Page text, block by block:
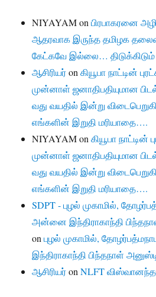
NIYAYAMonபிரபாகரனை
ஆதரவாக இருந்த தமிழக
கேட்கவே இல்லை…
ஆசிரியர்onகியூபா நாட்டின்
முன்னாள் ஜனாதிபதியுமான
வது வயதில் இன்று
எங்களின் இறுதி மரியாதை….
NIYAYAMonகியூபா நாட்டின்
முன்னாள் ஜனாதிபதியுமான
வது வயதில் இன்று
எங்களின் இறுதி மரியாதை….
SDPT - புழல் முகாமில்,
அன்னை இந்திராகாந்தி
onபுழல் முகாமில்,
இந்திராகாந்தி பிந்தநாள்
ஆசிரியர்onNLFT